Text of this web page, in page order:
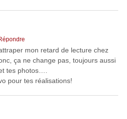
mon retard de lecture chez
ça ne change pas, toujours aussi
tes photos….
pour tes réalisations!